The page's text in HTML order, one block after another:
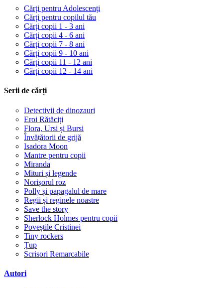
Cărți pentru Adolescenți
Cărți pentru copilul tău
Cărți copii 1 - 3 ani
Cărți copii 4 - 6 ani
Cărți copii 7 - 8 ani
Cărți copii 9 - 10 ani
Cărți copii 11 - 12 ani
Cărți copii 12 - 14 ani
Serii de cărți
Detectivii de dinozauri
Eroi Rătăciți
Flora, Ursi și Bursi
Învățătorii de grijă
Isadora Moon
Mantre pentru copii
Miranda
Mituri și legende
Norișorul roz
Polly și papagalul de mare
Regii și reginele noastre
Save the story
Sherlock Holmes pentru copii
Poveștile Cristinei
Tiny rockers
Țup
Scrisori Remarcabile
Autori